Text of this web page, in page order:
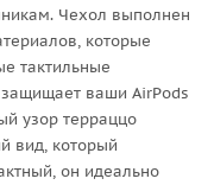
Чехол выполнен
которые
тактильные
ваши AirPods
узор терраццо
вид, который
он идеально